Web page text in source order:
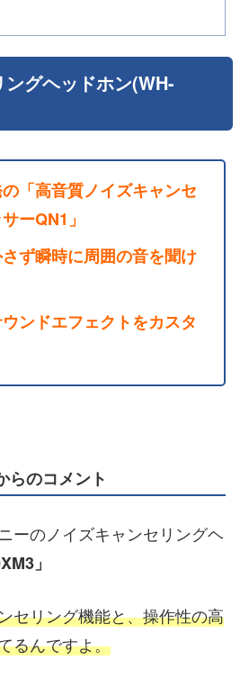
グヘッドホン(WH-
「高音質ノイズキャンセ
ーQN1」
ず瞬時に周囲の音を聞け
ンドエフェクトをカスタ
らのコメント
ーのノイズキャンセリングヘ
」
セリング機能と、操作性の高
るんですよ。